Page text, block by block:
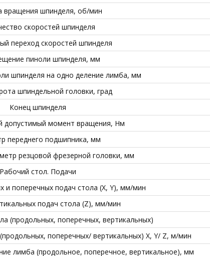
вращения шпинделя, об/мин
скоростей шпинделя
переход скоростей шпинделя
пиноли шпинделя, мм
шпинделя на одно деление лимба, мм
шпиндельной головки, град
Конец шпинделя
допустимый момент вращения, Нм
переднего подшипника, мм
резцовой фрезерной головки, мм
Рабочий стол. Подачи
и поперечных подач стола (X, Y), мм/мин
подач стола (Z), мм/мин
(продольных, поперечных, вертикальных)
поперечных/ вертикальных) X, Y/ Z, м/мин
лимба (продольное, поперечное, вертикальное), мм